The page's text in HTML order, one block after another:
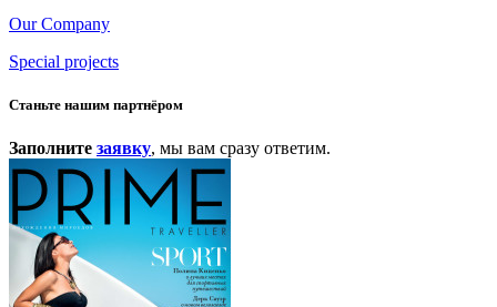
Our Company
Special projects
Станьте нашим партнёром
Заполните заявку, мы вам сразу ответим.